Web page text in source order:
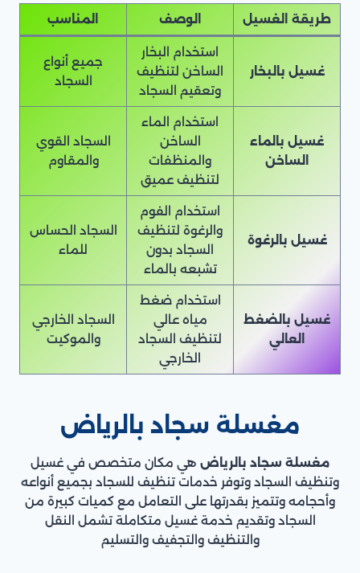
طريقة الغسيل الوصف المناسب
غسيل بالبخار
استخدام البخار
الساخن لتنظيف
وتعقيم السجاد
جميع أنواع
السجاد
غسيل بالماء
الساخن
استخدام الماء
الساخن
والمنظفات
لتنظيف عميق
السجاد القوي
والمقاوم
غسيل بالرغوة
استخدام الفوم
والرغوة لتنظيف
السجاد بدون
تشبعه بالماء
السجاد الحساس
للماء
غسيل بالضغط
العالي
استخدام ضغط
مياه عالي
لتنظيف السجاد
الخارجي
السجاد الخارجي
والموكيت
مغسلة سجاد بالرياض
مغسلة سجاد بالرياض هي مكان متخصص في غسيل
وتنظيف السجاد وتوفر خدمات تنظيف للسجاد بجميع أنواعه
وأحجامه وتتميز بقدرتها على التعامل مع كميات كبيرة من
السجاد وتقديم خدمة غسيل متكاملة تشمل النقل
والتنظيف والتجفيف والتسليم